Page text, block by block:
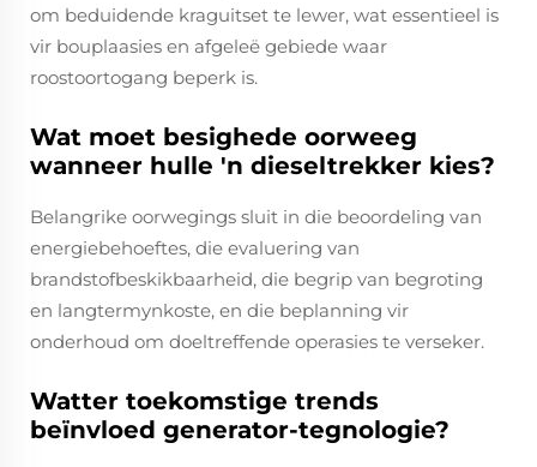
om beduidende kraguitset te lewer, wat essentieel is
vir bouplaasies en afgeleë gebiede waar
roostoortogang beperk is.
Wat moet besighede oorweeg
wanneer hulle 'n dieseltrekker kies?
Belangrike oorwegings sluit in die beoordeling van
energiebehoeftes, die evaluering van
brandstofbeskikbaarheid, die begrip van begroting
en langtermynkoste, en die beplanning vir
onderhoud om doeltreffende operasies te verseker.
Watter toekomstige trends
beïnvloed generator-tegnologie?